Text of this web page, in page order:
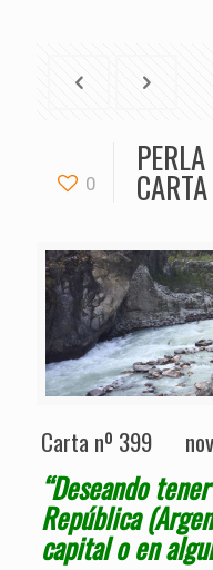
0
Carta nº 399
“Deseando
República
capital o en